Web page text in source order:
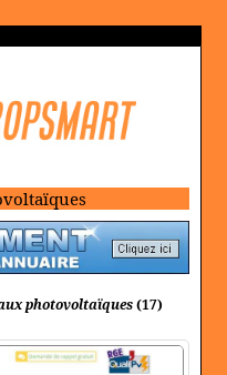
photovoltaïques(17)